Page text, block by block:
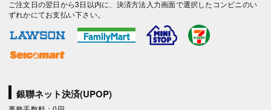
ご注文日の翌日から3日以内に、決済方法入力画面で選択したコンビニのい
ずれかにてお支払い下さい。
銀聯ネット決済(UPOP)